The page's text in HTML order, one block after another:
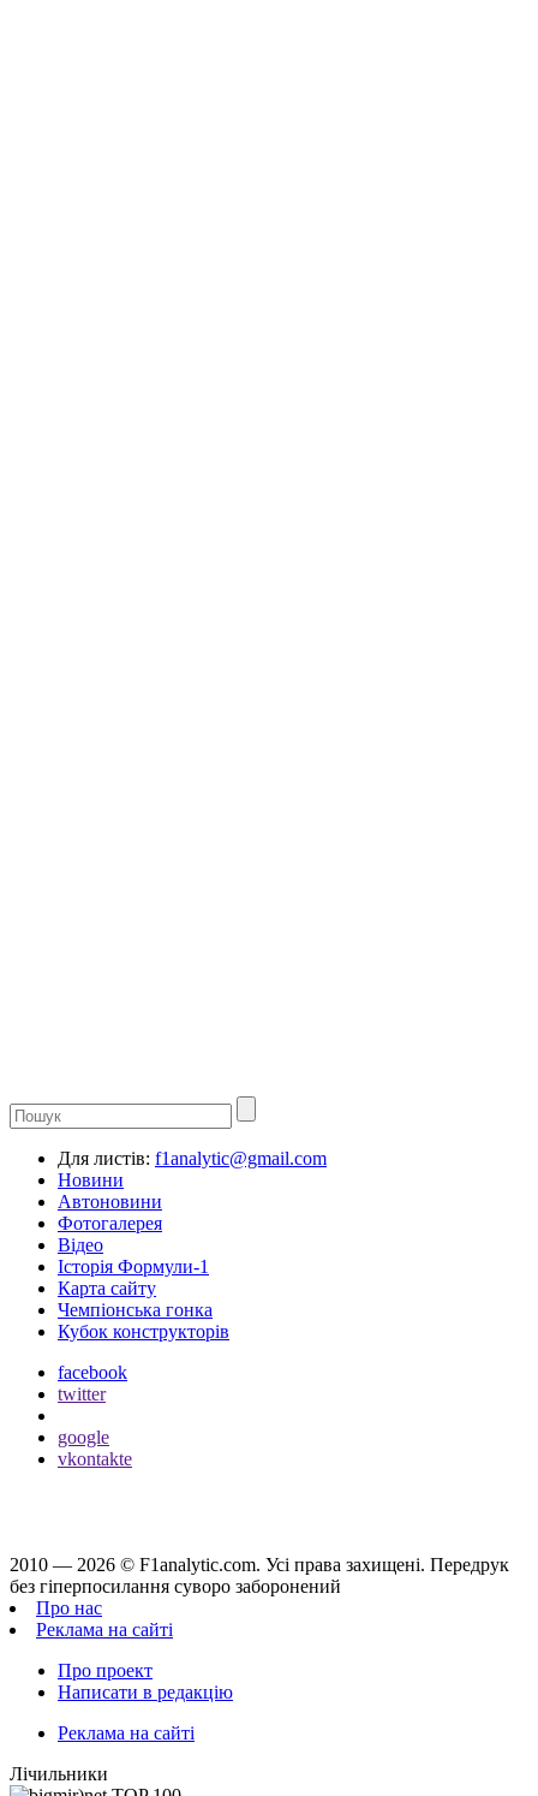
Для листів: f1analytic@gmail.com
Новини
Автоновини
Фотогалерея
Відео
Історія Формули-1
Карта сайту
Чемпіонська гонка
Кубок конструкторів
facebook
twitter
google
vkontakte
2010 — 2026 © F1analytic.com. Усi права захищенi. Передрук
без гіперпосилання суворо заборонений
Про нас
Реклама на сайті
Про проект
Написати в редакцію
Реклама на сайті
Лічильники